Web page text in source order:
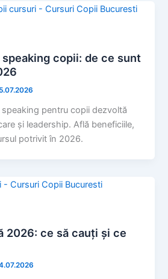
copii: de ce sunt
speaking pentru copii dezvoltă
și leadership. Află beneficiile,
potrivit în 2026.
2026: ce să cauți și ce